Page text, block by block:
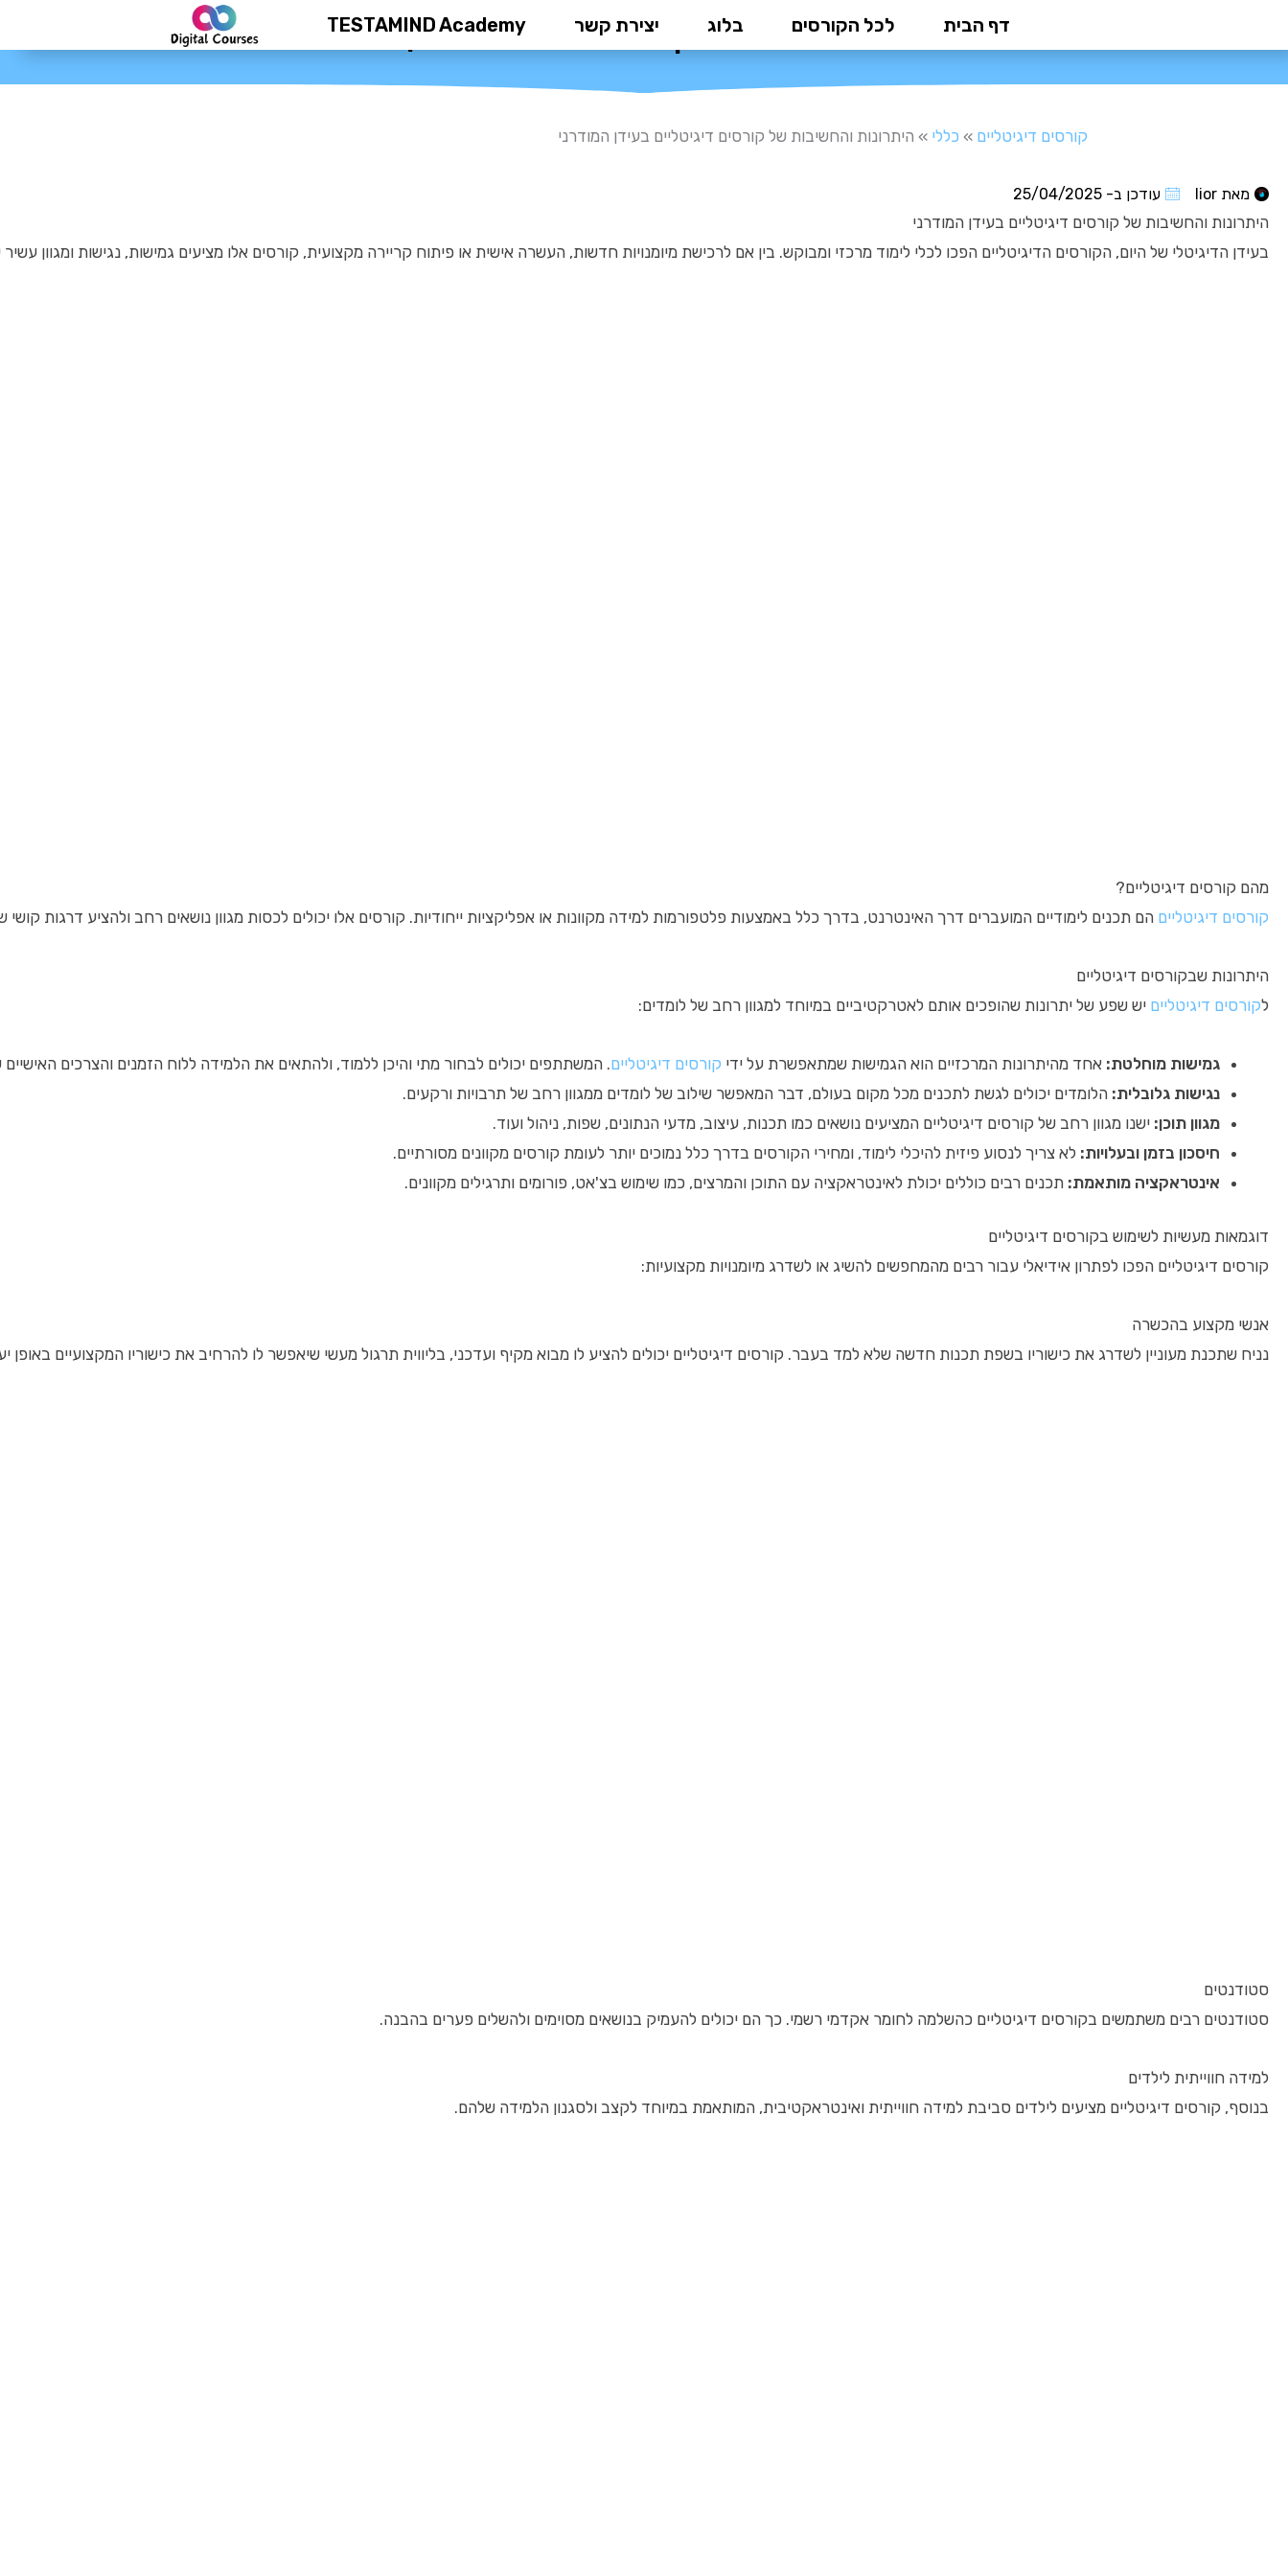
דף הבית לכל הקורסים בלוג יצירת קשר TESTAMIND Academy
היתרונות והחשיבות של קורסים דיגיטליים בעידן המודרני
קורסים דיגיטליים » כללי » היתרונות והחשיבות של קורסים דיגיטליים בעידן המודרני
מאת עודכן ב- 25/04/2025
היתרונות והחשיבות של קורסים דיגיטליים בעידן המודרני
בעידן הדיגיטלי של היום, הקורסים הדיגיטליים הפכו לכלי לימוד מרכזי ומבוקש. בין אם לרכישת מיומנויות חדשות, העשרה אישית או פיתוח קריירה מקצועית, קורסים אלו מציעים גמישות, נגישות ומגוון
מהם קורסים דיגיטליים?
קורסים דיגיטליים הם תכנים לימודיים המועברים דרך האינטרנט, בדרך כלל באמצעות פלטפורמות למידה מקוונות או אפליקציות ייחודיות. קורסים אלו יכולים לכסות מגוון נושאים רחב ולהציע דרגות
היתרונות שבקורסים דיגיטליים
לקורסים דיגיטליים יש שפע של יתרונות שהופכים אותם לאטרקטיביים במיוחד למגוון רחב של לומדים:
גמישות מוחלטת: אחד מהיתרונות המרכזיים הוא הגמישות שמתאפשרת על ידי קורסים דיגיטליים. המשתתפים יכולים לבחור מתי והיכן ללמוד, ולהתאים את הלמידה ללוח הזמנים והצרכים
נגישות גלובלית: הלומדים יכולים לגשת לתכנים מכל מקום בעולם, דבר המאפשר שילוב של לומדים ממגוון רחב של תרבויות ורקעים.
מגוון תוכן: ישנו מגוון רחב של קורסים דיגיטליים המציעים נושאים כמו תכנות, עיצוב, מדעי הנתונים, שפות, ניהול ועוד.
חיסכון בזמן ובעלויות: לא צריך לנסוע פיזית להיכלי לימוד, ומחירי הקורסים בדרך כלל נמוכים יותר לעומת קורסים מקוונים מסורתיים.
אינטראקציה מותאמת: תכנים רבים כוללים יכולת לאינטראקציה עם התוכן והמרצים, כמו שימוש בצ'אט, פורומים ותרגילים מקוונים.
דוגמאות מעשיות לשימוש בקורסים דיגיטליים
קורסים דיגיטליים הפכו לפתרון אידיאלי עבור רבים מהמחפשים להשיג או לשדרג מיומנויות מקצועיות:
אנשי מקצוע בהכשרה
נניח שתכנת מעוניין לשדרג את כישוריו בשפת תכנות חדשה שלא למד בעבר. קורסים דיגיטליים יכולים להציע לו מבוא מקיף ועדכני, בליווית תרגול מעשי שיאפשר לו להרחיב את כישוריו המקצועיים באופן
סטודנטים
סטודנטים רבים משתמשים בקורסים דיגיטליים כהשלמה לחומר אקדמי רשמי. כך הם יכולים להעמיק בנושאים מסוימים ולהשלים פערים בהבנה.
למידה חווייתית לילדים
בנוסף, קורסים דיגיטליים מציעים לילדים סביבת למידה חווייתית ואינטראקטיבית, המותאמת במיוחד לקצב ולסגנון הלמידה שלהם.